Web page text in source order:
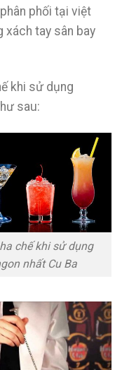
phối tại việt
xách tay sân bay
khi sử dụng
sau:
chế khi sử dụng
nhất Cu Ba